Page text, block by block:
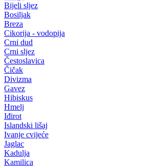
Bijeli sljez
Bosiljak
Breza
Cikorija - vodopija
Crni dud
Crni sljez
Čestoslavica
Čičak
Divizma
Gavez
Hibiskus
Hmelj
Iđirot
Islandski lišaj
Ivanje cvijeće
Jaglac
Kadulja
Kamilica